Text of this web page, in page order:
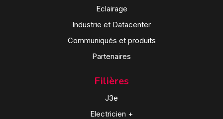
Eclairage
Industrie et Datacenter
Communiqués et produits
Partenaires
Filières
J3e
Electricien +